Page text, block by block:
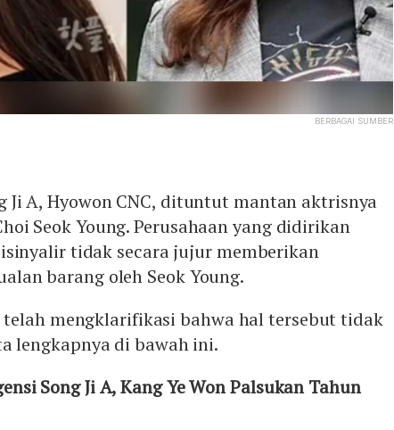
BERBAGAI SUMBER
Ji A, Hyowon CNC, dituntut mantan aktrisnya
Seok Young. Perusahaan yang didirikan
tidak secara jujur memberikan
barang oleh Seok Young.
telah mengklarifikasi bahwa hal tersebut tidak
lengkapnya di bawah ini.
Song Ji A, Kang Ye Won Palsukan Tahun